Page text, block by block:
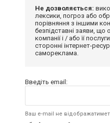
Не дозволяється:
лексики, погроз або
порівняння з іншими
безпідставні заяви, що
компанії і / або її
сторонні інтернет-
самореклама.
Введіть email:
Ваш e-mail не